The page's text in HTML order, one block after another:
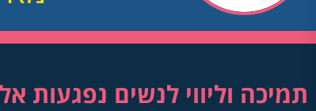
תמיכה וליווי לנשים נפגעות